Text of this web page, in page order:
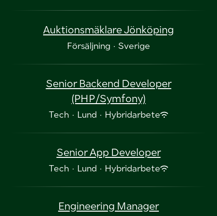
Auktionsmäklare Jönköping
Försäljning · Sverige
Senior Backend Developer
(PHP/Symfony)
Tech · Lund · Hybridarbete
Senior App Developer
Tech · Lund · Hybridarbete
Engineering Manager